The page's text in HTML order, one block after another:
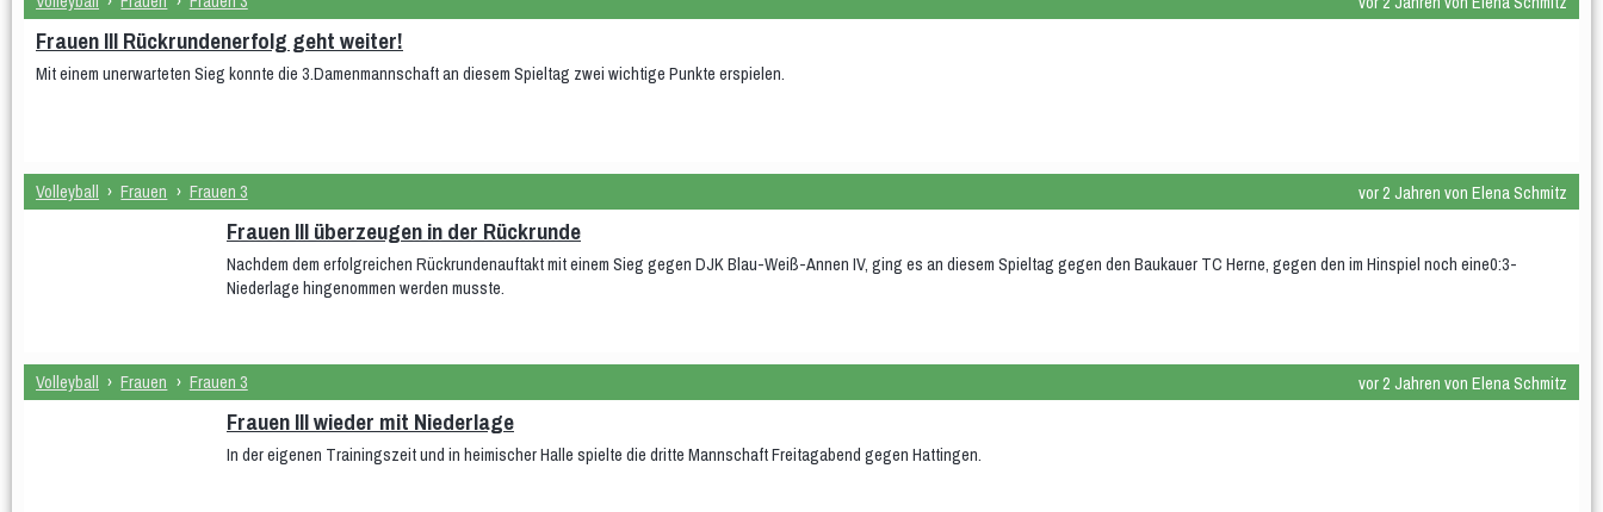
Frauen III Rückrundenerfolg geht weiter!
Mit einem unerwarteten Sieg konnte die 3.Damenmannschaft an diesem Spieltag zwei wichtige Punkte erspielen.
Volleyball › Frauen › Frauen 3 vor 2 Jahren von Elena Schmitz
Frauen III überzeugen in der Rückrunde
Nachdem dem erfolgreichen Rückrundenauftakt mit einem Sieg gegen DJK Blau-Weiß-Annen IV, ging es an diesem Spieltag gegen den Baukauer TC Herne, gegen den im Hinspiel noch eine0:3-
Niederlage hingenommen werden musste.
Volleyball › Frauen › Frauen 3 vor 2 Jahren von Elena Schmitz
Frauen III wieder mit Niederlage
In der eigenen Trainingszeit und in heimischer Halle spielte die dritte Mannschaft Freitagabend gegen Hattingen.